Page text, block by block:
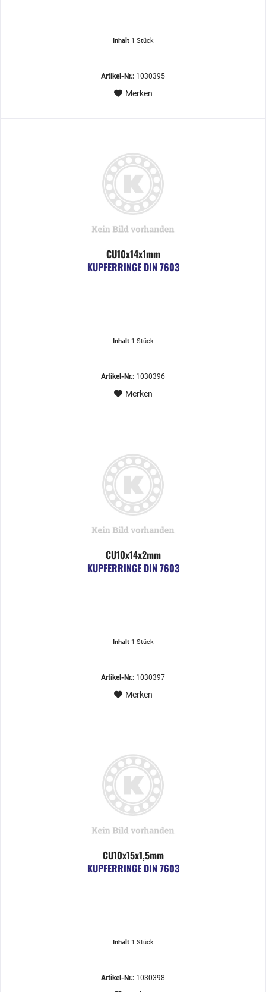
Inhalt 1 Stück
Artikel-Nr.: 1030395
Merken
CU10x14x1mm
KUPFERRINGE DIN 7603
Inhalt 1 Stück
Artikel-Nr.: 1030396
Merken
CU10x14x2mm
KUPFERRINGE DIN 7603
Inhalt 1 Stück
Artikel-Nr.: 1030397
Merken
CU10x15x1,5mm
KUPFERRINGE DIN 7603
Inhalt 1 Stück
Artikel-Nr.: 1030398